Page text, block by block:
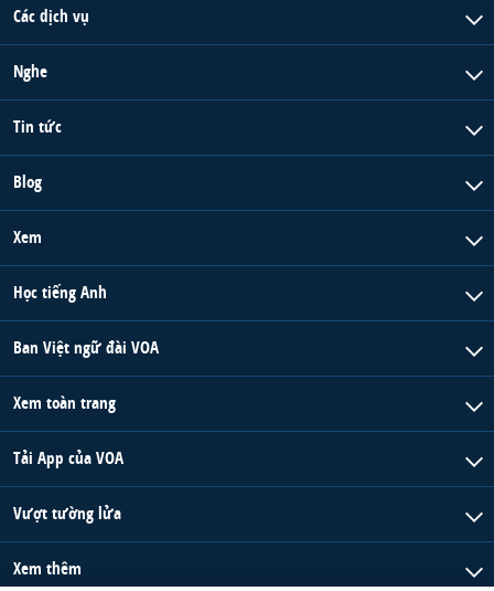
Các dịch vụ
Nghe
Tin tức
Blog
Xem
Học tiếng Anh
Ban Việt ngữ đài VOA
Xem toàn trang
Tải App của VOA
Vượt tường lửa
Xem thêm